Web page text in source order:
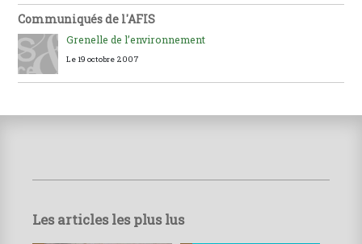
Communiqués de l'AFIS
Grenelle de l’environnement
Le 19 octobre 2007
Les articles les plus lus